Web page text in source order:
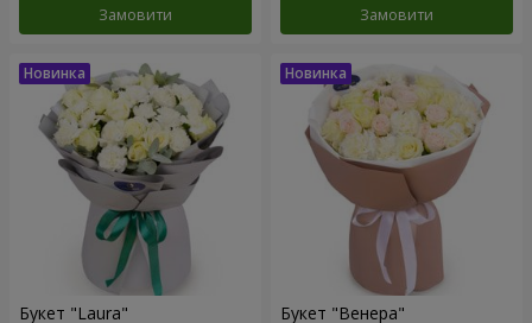
Замовити Замовити
Букет "Laura" Букет "Венера"